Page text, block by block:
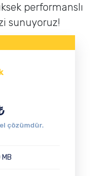
performanslı
sunuyoruz!
çözümdür.